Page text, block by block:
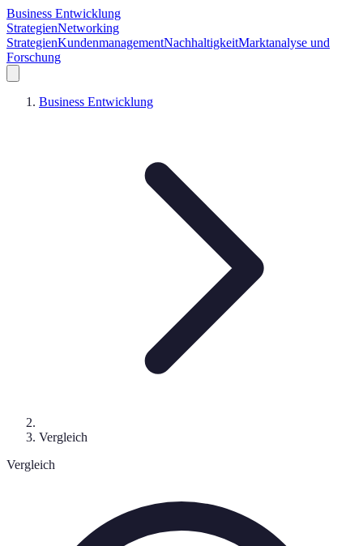
Business Entwicklung
StrategienNetworking
StrategienKundenmanagementNachhaltigkeitMarktanalyse und
Forschung
Business Entwicklung
Vergleich
Vergleich